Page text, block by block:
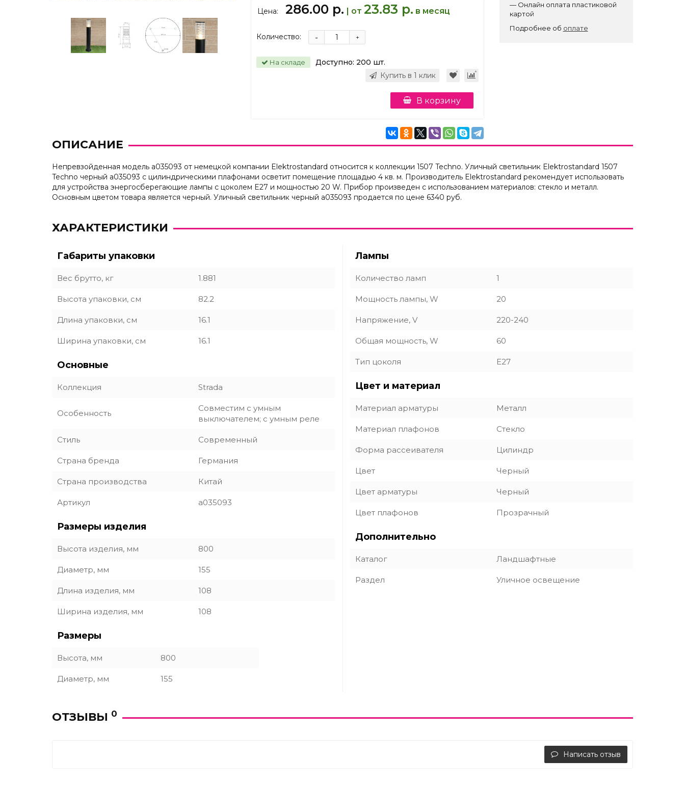
Цена: 286.00 р. | от 23.83 р. в месяц
Количество: +
-
На складе Доступно: 200 шт.
Купить в 1 клик
В корзину
— Онлайн оплата пластиковой
картой
Подробнее об оплате
ОПИСАНИЕ
Непревзойденная модель a035093 от немецкой компании Elektrostandard относится к коллекции 1507 Techno. Уличный светильник Elektrostandard 1507
Techno черный a035093 с цилиндрическими плафонами осветит помещение площадью 4 кв. м. Производитель Elektrostandard рекомендует использовать
для устройства энергосберегающие лампы с цоколем E27 и мощностью 20 W. Прибор произведен с использованием материалов: стекло и металл.
Основным цветом товара является черный. Уличный светильник черный a035093 продается по цене 6340 руб.
ХАРАКТЕРИСТИКИ
Габариты упаковки
Вес брутто, кг 1.881
Высота упаковки, см 82.2
Длина упаковки, см 16.1
Ширина упаковки, см 16.1
Основные
Коллекция Strada
Особенность
Совместим с умным
выключателем; с умным реле
Стиль Современный
Страна бренда Германия
Страна производства Китай
Артикул a035093
Размеры изделия
Высота изделия, мм 800
Диаметр, мм 155
Длина изделия, мм 108
Ширина изделия, мм 108
Размеры
Высота, мм 800
Диаметр, мм 155
Лампы
Количество ламп 1
Мощность лампы, W 20
Напряжение, V 220-240
Общая мощность, W 60
Тип цоколя E27
Цвет и материал
Материал арматуры Металл
Материал плафонов Стекло
Форма рассеивателя Цилиндр
Цвет Черный
Цвет арматуры Черный
Цвет плафонов Прозрачный
Дополнительно
Каталог Ландшафтные
Раздел Уличное освещение
ОТЗЫВЫ 0
Написать отзыв